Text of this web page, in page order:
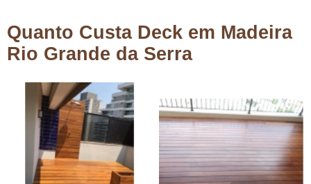
Quanto Custa Deck em Madeira
Rio Grande da Serra